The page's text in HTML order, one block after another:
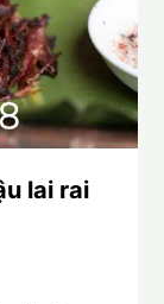
lai rai